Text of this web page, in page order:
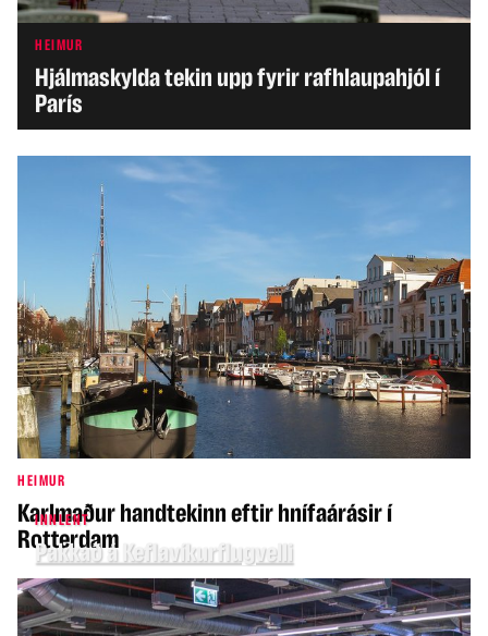
HEIMUR
Hjálmaskylda tekin upp fyrir rafhlaupahjól í
París
HEIMUR
Karlmaður handtekinn eftir hnífaárásir í
Rotterdam
INNLENT
Pakkað á Keflavíkurflugvelli